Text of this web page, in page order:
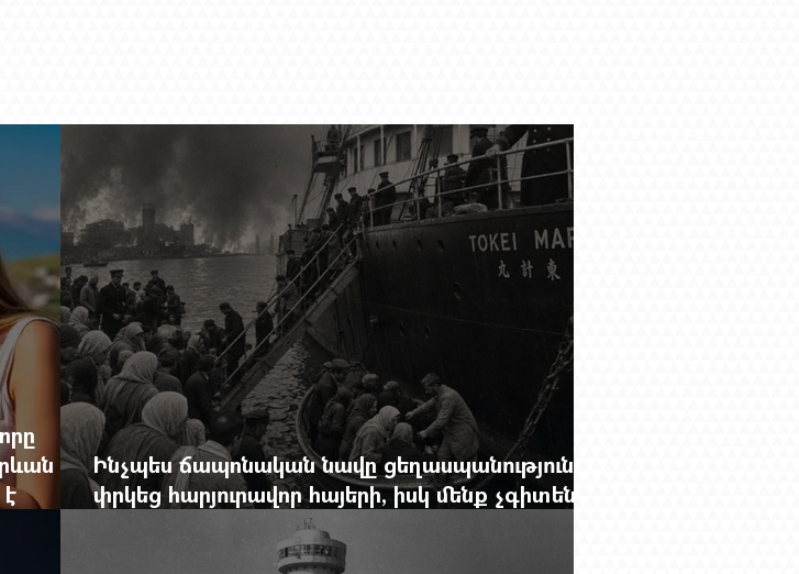
Ինչպես ճապոնական նավը ցեղասպանությունից
փրկեց հարյուրավոր հայերի, իսկ մենք չգիտենք
հերոս նավապետի անունը՝ Սաձո Հիբիի